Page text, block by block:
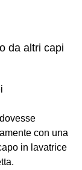
da altri capi
con una
in lavatrice